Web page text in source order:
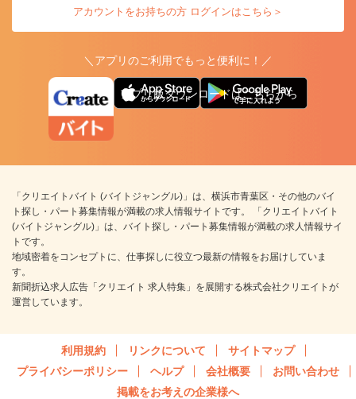
アカウントをお持ちの方 ログインはこちら＞
＼アプリのご利用でもっと便利に！／
アプリ版ダウンロードはこちらから
「クリエイトバイト (バイトジャングル)」は、横浜市青葉区・その他のバイ
ト探し・パート募集情報が満載の求人情報サイトです。 「クリエイトバイト
(バイトジャングル)」は、バイト探し・パート募集情報が満載の求人情報サイ
トです。
地域密着をコンセプトに、仕事探しに役立つ最新の情報をお届けしていま
す。
新聞折込求人広告「クリエイト 求人特集」を展開する株式会社クリエイトが
運営しています。
利用規約 リンクについて
サイトマップ
プライバシーポリシー
ヘルプ 会社概要
お問い合わせ
掲載をお考えの企業様へ